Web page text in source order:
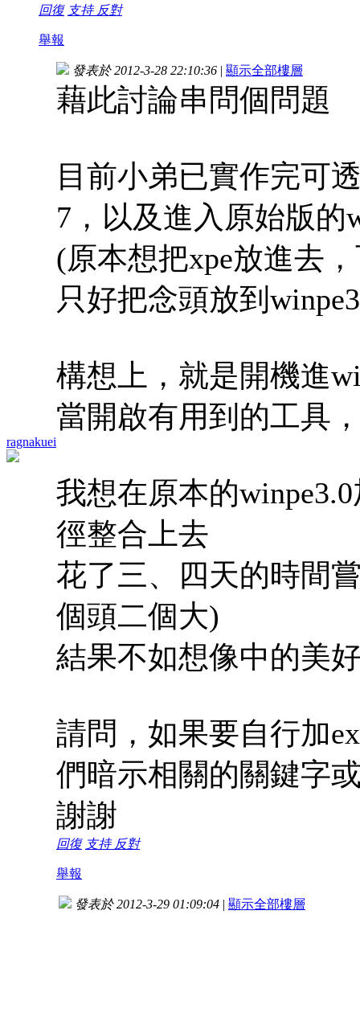
回復 支持 反對
舉報
ragnakuei
發表於 2012-3-28 22:10:36 | 顯示全部樓層
藉此討論串問個問題
目前小弟已實作完可
7，以及進入原始版的
(原本想把xpe放進去
只好把念頭放到
構想上，就是開機進
當開啟有用到的工具
我想在原本的
徑整合上去
花了三、四天的時間
個頭二個大)
結果不如想像中的美
請問，如果要自行加
們暗示相關的關鍵字
謝謝
回復 支持 反對
舉報
發表於 2012-3-29 01:09:04 | 顯示全部樓層